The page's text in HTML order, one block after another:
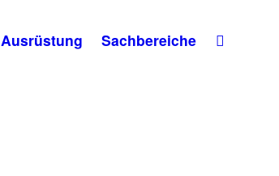
Ausrüstung Sachbereiche